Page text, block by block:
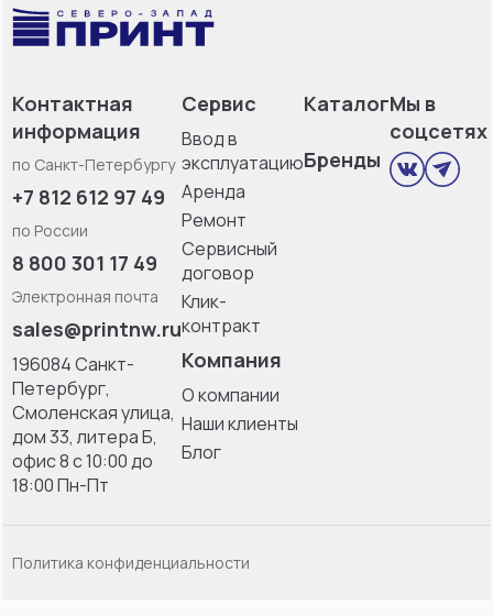
Контактная
информация
по Санкт-Петербургу
+7 812 612 97 49
по России
8 800 301 17 49
Электронная почта
sales@printnw.ru
196084 Санкт-
Петербург,
Смоленская улица,
дом 33, литерa Б,
офис 8 с 10:00 до
18:00 Пн-Пт
Сервис
Ввод в
эксплуатацию
Аренда
Ремонт
Сервисный
договор
Клик-
контракт
Компания
О компании
Наши клиенты
Блог
Каталог
Бренды
Мы в
соцсетях
Политика конфиденциальности